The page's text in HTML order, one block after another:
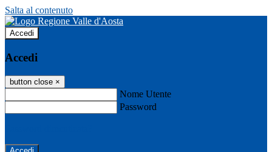
Salta al contenuto
Accedi
Accedi
button close ×
Nome Utente
Password